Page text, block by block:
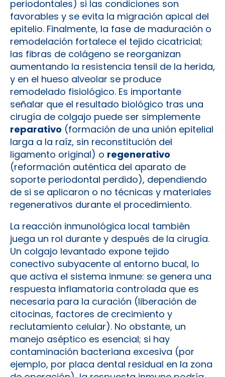
periodontales) si las condiciones son
favorables y se evita la migración apical del
epitelio. Finalmente, la fase de maduración o
remodelación fortalece el tejido cicatricial;
las fibras de colágeno se reorganizan
aumentando la resistencia tensil de la herida,
y en el hueso alveolar se produce
remodelado fisiológico. Es importante
señalar que el resultado biológico tras una
cirugía de colgajo puede ser simplemente
reparativo (formación de una unión epitelial
larga a la raíz, sin reconstitución del
ligamento original) o regenerativo
(reformación auténtica del aparato de
soporte periodontal perdido), dependiendo
de si se aplicaron o no técnicas y materiales
regenerativos durante el procedimiento.
La reacción inmunológica local también
juega un rol durante y después de la cirugía.
Un colgajo levantado expone tejido
conectivo subyacente al entorno bucal, lo
que activa el sistema inmune: se genera una
respuesta inflamatoria controlada que es
necesaria para la curación (liberación de
citocinas, factores de crecimiento y
reclutamiento celular). No obstante, un
manejo aséptico es esencial; si hay
contaminación bacteriana excesiva (por
ejemplo, por placa dental residual en la zona